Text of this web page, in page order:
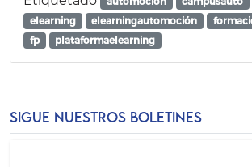
elearning
elearningautomoción
fp
plataformaelearning
SIGUE NUESTROS BOLETINES